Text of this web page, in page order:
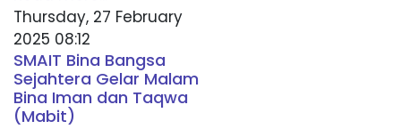
Thursday, 27 February
2025 08:12
SMAIT Bina Bangsa
Sejahtera Gelar Malam
Bina Iman dan Taqwa
(Mabit)